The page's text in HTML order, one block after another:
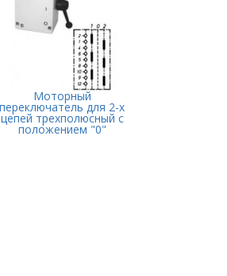
Моторный
переключатель для 2-х
цепей трехполюсный с
положением "0"